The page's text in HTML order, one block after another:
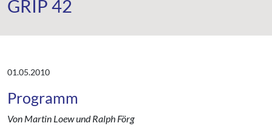
GRIP 42
01.05.2010
Programm
Von Martin Loew und Ralph Förg